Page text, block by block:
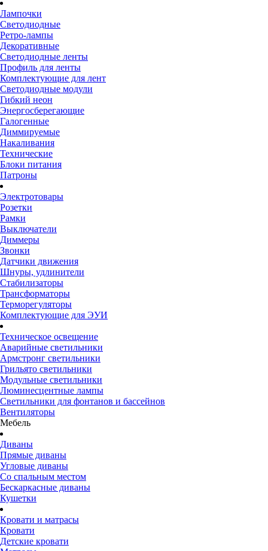
Лампочки
Светодиодные
Ретро-лампы
Декоративные
Светодиодные ленты
Профиль для ленты
Комплектующие для лент
Светодиодные модули
Гибкий неон
Энергосберегающие
Галогенные
Диммируемые
Накаливания
Технические
Блоки питания
Патроны
Электротовары
Розетки
Рамки
Выключатели
Диммеры
Звонки
Датчики движения
Шнуры, удлинители
Стабилизаторы
Трансформаторы
Терморегуляторы
Комплектующие для ЭУИ
Техническое освещение
Аварийные светильники
Армстронг светильники
Грильято светильники
Модульные светильники
Люминесцентные лампы
Светильники для фонтанов и бассейнов
Вентиляторы
Мебель
Диваны
Прямые диваны
Угловые диваны
Со спальным местом
Бескаркасные диваны
Кушетки
Кровати и матрасы
Кровати
Детские кровати